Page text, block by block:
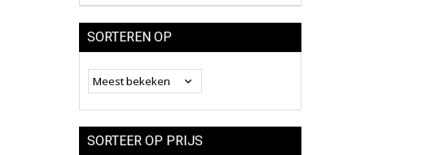
SORTEREN OP
SORTEER OP PRIJS